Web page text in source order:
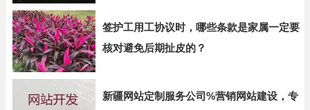
签护工用工协议时，哪些条款是家属一定要
核对避免后期扯皮的？
新疆网站定制服务公司%营销网站建设，专